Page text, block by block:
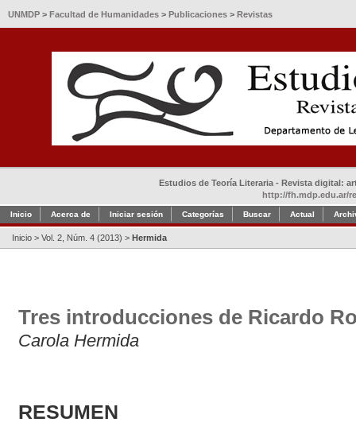
UNMDP > Facultad de Humanidades > Publicaciones > Revistas
Estudios de Teoría Literaria - Revista digital:
http://fh.mdp.edu.ar/
Inicio Acerca de Iniciar sesión Categorías Buscar Actual
Inicio > Vol. 2, Núm. 4 (2013) > Hermida
Tres introducciones de Ricardo
Carola Hermida
RESUMEN